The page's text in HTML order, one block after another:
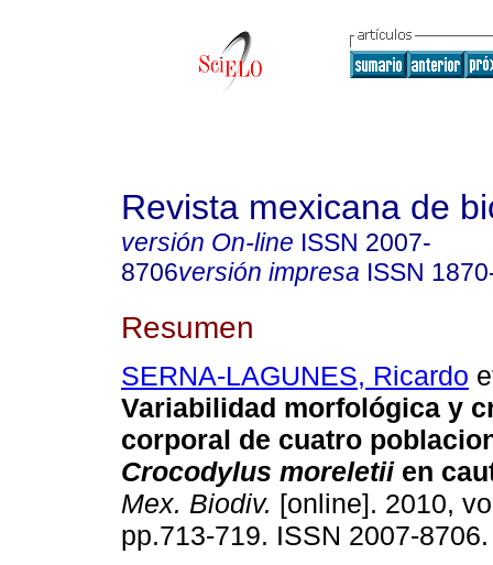
Revista mexicana de
versión On-line ISSN 2007-
8706versión impresa ISSN
Resumen
SERNA-LAGUNES, Ricardo
Variabilidad morfológica y
corporal de cuatro
Crocodylus moreletiien
Mex. Biodiv. [online]. 2010,
pp.713-719. ISSN 2007-8706.